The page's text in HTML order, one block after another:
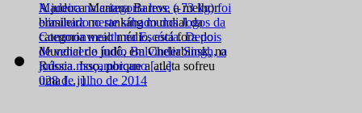
A judoca Mariana Barros, a melhor
brasileira no ranking mundial da
categoria meio médio, está fora do
Mundial de judô, em Cheliabinsk, na
Rússia. Isso, porque a atleta sofreu
uma […]
028 de julho de 2014